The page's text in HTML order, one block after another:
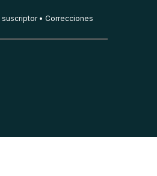
suscriptor Correcciones